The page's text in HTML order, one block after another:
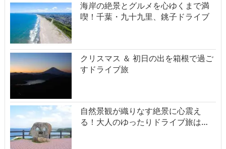
海岸の絶景とグルメを心ゆくまで満
喫！千葉・九十九里、銚子ドライブ
クリスマス ＆ 初日の出を箱根で過ご
すドライブ旅
自然景観が織りなす絶景に心震え
る！大人のゆったりドライブ旅は…